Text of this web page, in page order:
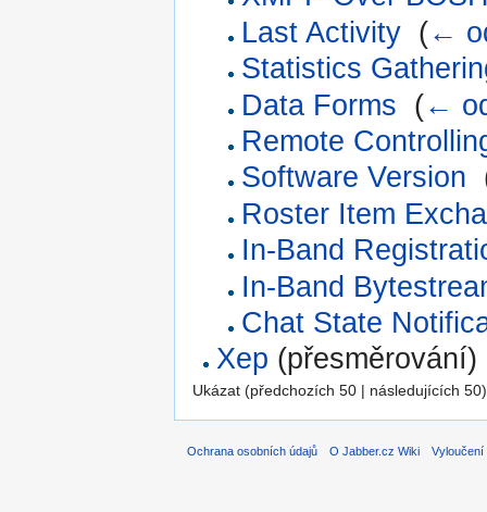
Last Activity‎ (←
Statistics
Data Forms (←
Remote
Software Version
Roster Item
In-Band
In-Band
Chat State
Xep
Ukázat (předchozích 50 | následujících
Ochrana osobních údajů O Jabber.cz Wiki Vyloučení